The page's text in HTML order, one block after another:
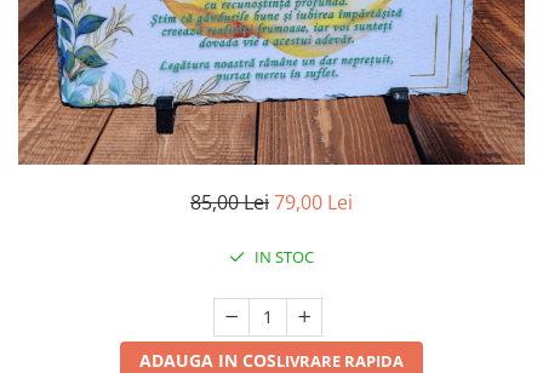
85,00 Lei79,00 Lei
IN STOC
ADAUGA IN COSLIVRARE RAPIDA